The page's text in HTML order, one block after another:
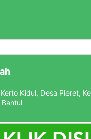
Kidul, Desa Pleret,